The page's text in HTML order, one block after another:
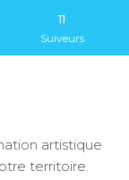
11
Suiveurs
artistique
territoire.